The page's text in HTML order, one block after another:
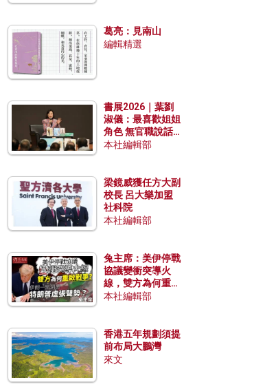
葛亮：見南山
編輯精選
書展2026｜葉劉
淑儀：最喜歡姐姐
角色 無官職說話
包袱少
本社編輯部
梁鏡威獲任方大副
校長 呂大樂加盟
社科院
本社編輯部
兔主席：美伊停戰
協議變衝突導火
線，雙方為何重啟
戰爭？伊朗一早洞
本社編輯部
香港五年規劃須提
前布局大鵬灣
來文